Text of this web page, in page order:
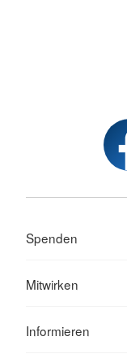
Spenden
Mitwirken
Informieren